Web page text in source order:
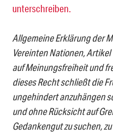
unterschreiben.
Allgemeine Erklärung der
Vereinten Nationen,
auf Meinungsfreiheit und
dieses Recht schließt die
ungehindert anzuhängen
und ohne Rücksicht auf
Gedankengut zu suchen,